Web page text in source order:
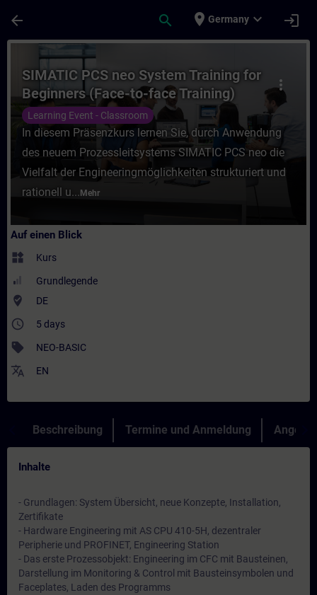
arrow_back search place Germany expand_more login
Kurs - SIMATIC PCS neo System
more_vert
SIMATIC PCS neo System Training for
Beginners (Face-to-face Training)
Learning Event - Classroom
In diesem Präsenzkurs lernen Sie, durch Anwendung
des neuem Prozessleitsystems SIMATIC PCS neo die
Vielfalt der Engineeringmöglichkeiten strukturiert und
rationell u... Mehr
Auf einen Blick
widgets Kurs
Grundlegende
where_to_vote DE
access_time 5 days
sell NEO-BASIC
translate EN
Beschreibung Termine und Anmeldung Angebot
Inhalte
- Grundlagen: System Übersicht, neue Konzepte, Installation,
Zertifikate
- Hardware Engineering mit AS CPU 410-5H, dezentraler
Peripherie und PROFINET, Engineering Station
- Das erste Prozessobjekt: Engineering im CFC mit Bausteinen,
Darstellung im Monitoring & Control mit Bausteinsymbolen und
Faceplates, Laden des Programms